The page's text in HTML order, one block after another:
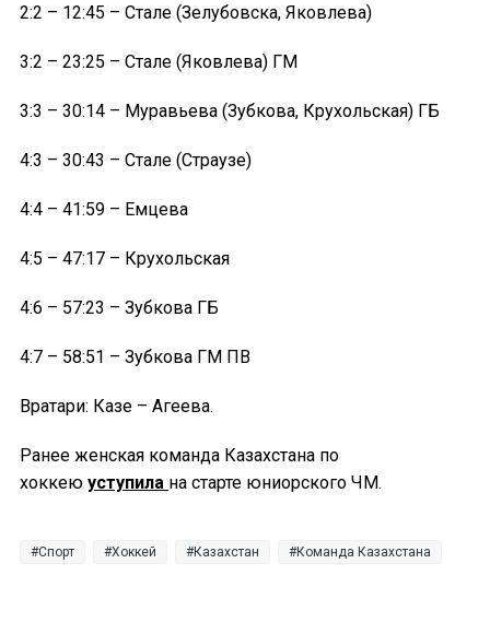
2:2 – 12:45 – Стале (Зелубовска, Яковлева)
3:2 – 23:25 – Стале (Яковлева) ГМ
3:3 – 30:14 – Муравьева (Зубкова, Крухольская) ГБ
4:3 – 30:43 – Стале (Страузе)
4:4 – 41:59 – Емцева
4:5 – 47:17 – Крухольская
4:6 – 57:23 – Зубкова ГБ
4:7 – 58:51 – Зубкова ГМ ПВ
Вратари: Казе – Агеева.
Ранее женская команда Казахстана по
хоккею уступила на старте юниорского ЧМ.
Спорт Хоккей Казахстан Команда Казахстана